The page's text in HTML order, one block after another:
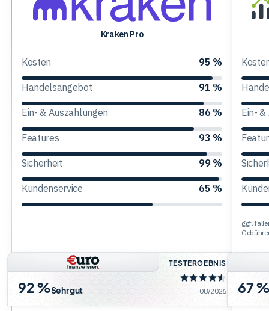
Krypto
Banking
Trading
Rohstoffe
Finanzen
Kraken Pro
Kosten 95 %
Handelsangebot 91 %
Ein- & Auszahlungen 86 %
Features 93 %
Sicherheit 99 %
Kundenservice 65 %
92 %Sehr gut
TESTERGEBNIS
08/2026
Ein-
ggf.
67